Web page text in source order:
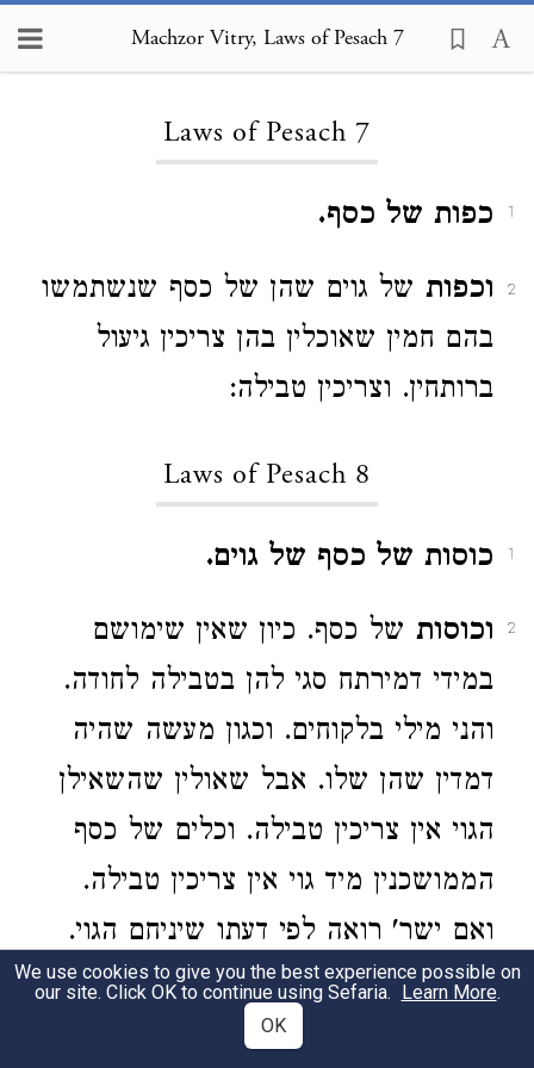
Machzor Vitry, Laws of Pesach 7
Laws of Pesach 7
1 כפות של כסף.
2 וכפות של גוים שהן של כסף שנשתמשו
בהם חמין שאוכלין בהן צריכין גיעול
ברותחין. וצריכין טבילה:
Laws of Pesach 8
1 כוסות של כסף של גוים.
2 וכוסות של כסף. כיון שאין שימושם
במידי דמירתח סגי להן בטבילה לחודה.
והני מילי בלקוחים. וכגון מעשה שהיה
דמדין שהן שלו. אבל שאולין שהשאילן
הגוי אין צריכין טבילה. וכלים של כסף
הממושכנין מיד גוי אין צריכין טבילה.
ואם ישר' רואה לפי דעתו שיניחם הגוי.
מאחר שדעתיה לשקועי. כזבינתא דמי.
וצריכין טבילה. ואם לאו הרי הן
We use cookies to give you the best experience possible on
our site. Click OK to continue using Sefaria. Learn More.
OK